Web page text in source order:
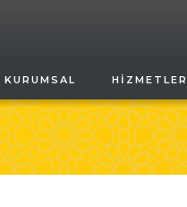
KURUMSAL HIZMETLER